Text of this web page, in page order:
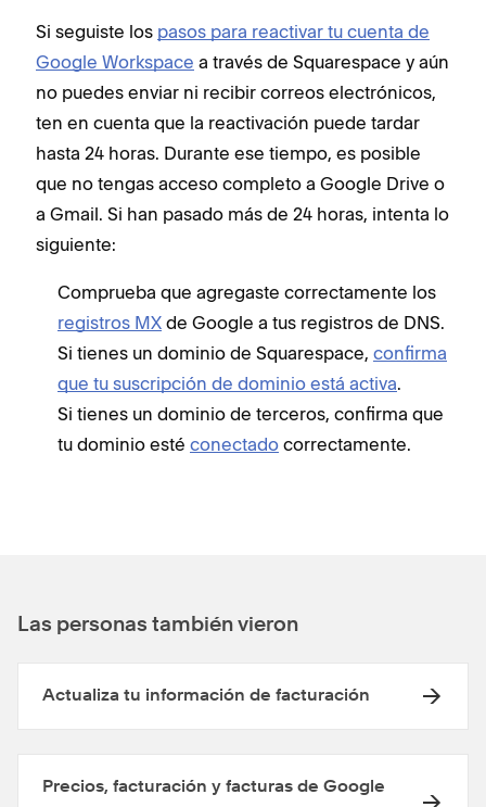
Si seguiste los pasos para reactivar tu cuenta de
Google Workspace a través de Squarespace y aún
no puedes enviar ni recibir correos electrónicos,
ten en cuenta que la reactivación puede tardar
hasta 24 horas. Durante ese tiempo, es posible
que no tengas acceso completo a Google Drive o
a Gmail. Si han pasado más de 24 horas, intenta lo
siguiente:
Comprueba que agregaste correctamente los
registros MX de Google a tus registros de DNS.
Si tienes un dominio de Squarespace, confirma
que tu suscripción de dominio está activa.
Si tienes un dominio de terceros, confirma que
tu dominio esté conectado correctamente.
Las personas también vieron
Actualiza tu información de facturación
Precios, facturación y facturas de Google